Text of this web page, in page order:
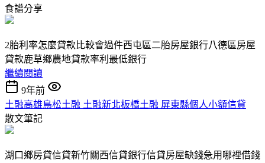
食譜分享
2胎利率怎麼貸款比較會過件西屯區二胎房屋銀行八德區房屋
貸款鹿草鄉農地貸款率利最低銀行
繼續閱讀
9年前
土融高雄鳥松土融 土融新北板橋土融 屏東縣個人小額信貸
散文筆記
湖口鄉房貸信貸新竹關西信貸銀行信貸房屋缺錢急用哪裡借錢